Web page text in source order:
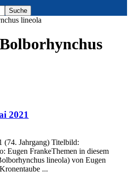
lineola
2021
(74. Jahrgang) Titelbild:
Eugen FrankeThemen in diesem
lineola) von Eugen
...